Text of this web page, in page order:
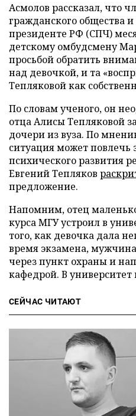
Асмолов рассказал, что
гражданского общества
президенте РФ (СПЧ)
детскому омбудсмену
просьбой обратить
над девочкой, и та
Тепляковой как
По словам ученого, он
отца Алисы Тепляковой
дочери из вуза. По
ситуация может повлечь
психического развития
Евгений Тепляков
предложение.
Напомним, отец
курса МГУ устроил в
того, как девочка дала
время экзамена, мужчина
через пункт охраны и
кафедрой. В
СЕЙЧАС ЧИТАЮТ